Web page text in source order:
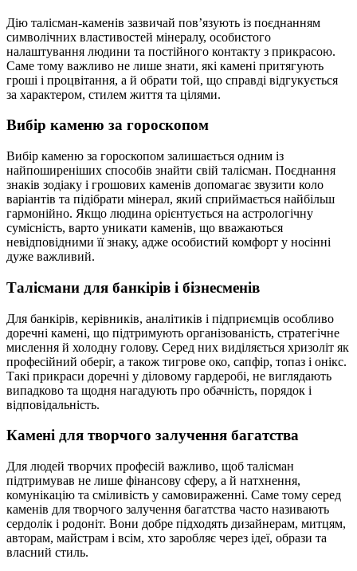
Дію талісман-каменів зазвичай пов’язують із поєднанням
символічних властивостей мінералу, особистого
налаштування людини та постійного контакту з прикрасою.
Саме тому важливо не лише знати, які камені притягують
гроші і процвітання, а й обрати той, що справді відгукується
за характером, стилем життя та цілями.
Вибір каменю за гороскопом
Вибір каменю за гороскопом залишається одним із
найпоширеніших способів знайти свій талісман. Поєднання
знаків зодіаку і грошових каменів допомагає звузити коло
варіантів та підібрати мінерал, який сприймається найбільш
гармонійно. Якщо людина орієнтується на астрологічну
сумісність, варто уникати каменів, що вважаються
невідповідними її знаку, адже особистий комфорт у носінні
дуже важливий.
Талісмани для банкірів і бізнесменів
Для банкірів, керівників, аналітиків і підприємців особливо
доречні камені, що підтримують організованість, стратегічне
мислення й холодну голову. Серед них виділяється хризоліт як
професійний оберіг, а також тигрове око, сапфір, топаз і онікс.
Такі прикраси доречні у діловому гардеробі, не виглядають
випадково та щодня нагадують про обачність, порядок і
відповідальність.
Камені для творчого залучення багатства
Для людей творчих професій важливо, щоб талісман
підтримував не лише фінансову сферу, а й натхнення,
комунікацію та сміливість у самовираженні. Саме тому серед
каменів для творчого залучення багатства часто називають
сердолік і родоніт. Вони добре підходять дизайнерам, митцям,
авторам, майстрам і всім, хто заробляє через ідеї, образи та
власний стиль.